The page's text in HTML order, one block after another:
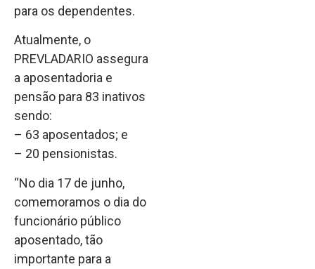
para os dependentes.
Atualmente, o
PREVLADARIO assegura
a aposentadoria e
pensão para 83 inativos
sendo:
– 63 aposentados; e
– 20 pensionistas.
“No dia 17 de junho,
comemoramos o dia do
funcionário público
aposentado, tão
importante para a